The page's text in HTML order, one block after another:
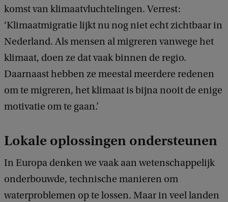
h
t
:
B
r
a
m
e
l
l
o
komst van klimaatvluchtelingen. Verrest:
‘Klimaatmigratie lijkt nu nog niet echt zichtbaar in
Nederland. Als mensen al migreren vanwege het
klimaat, doen ze dat vaak binnen de regio.
Daarnaast hebben ze meestal meerdere redenen
om te migreren, het klimaat is bijna nooit de enige
motivatie om te gaan.’
Lokale oplossingen ondersteunen
In Europa denken we vaak aan wetenschappelijk
onderbouwde, technische manieren om
waterproblemen op te lossen. Maar in veel landen